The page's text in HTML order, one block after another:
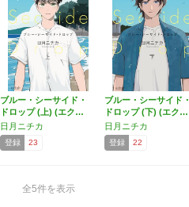
ブルー・シーサイド・
ドロップ (上) (エク…
日月ニチカ
登録 23
ブルー・シーサイド・
ドロップ (下) (エク…
日月ニチカ
登録 22
全5件を表示